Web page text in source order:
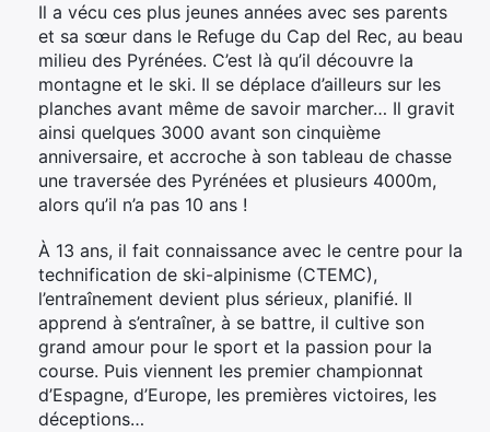
Il a vécu ces plus jeunes années avec ses parents
et sa sœur dans le Refuge du Cap del Rec, au beau
milieu des Pyrénées. C’est là qu’il découvre la
montagne et le ski. Il se déplace d’ailleurs sur les
planches avant même de savoir marcher… Il gravit
ainsi quelques 3000 avant son cinquième
anniversaire, et accroche à son tableau de chasse
une traversée des Pyrénées et plusieurs 4000m,
alors qu’il n’a pas 10 ans !
À 13 ans, il fait connaissance avec le centre pour la
technification de ski-alpinisme (CTEMC),
l’entraînement devient plus sérieux, planifié. Il
apprend à s’entraîner, à se battre, il cultive son
grand amour pour le sport et la passion pour la
course. Puis viennent les premier championnat
d’Espagne, d’Europe, les premières victoires, les
déceptions…